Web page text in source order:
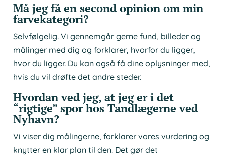
Må jeg få en second opinion om min
farvekategori?
Selvfølgelig. Vi gennemgår gerne fund, billeder og
målinger med dig og forklarer, hvorfor du ligger,
hvor du ligger. Du kan også få dine oplysninger med,
hvis du vil drøfte det andre steder.
Hvordan ved jeg, at jeg er i det
“rigtige” spor hos Tandlægerne ved
Nyhavn?
Vi viser dig målingerne, forklarer vores vurdering og
knytter en klar plan til den. Det gør det